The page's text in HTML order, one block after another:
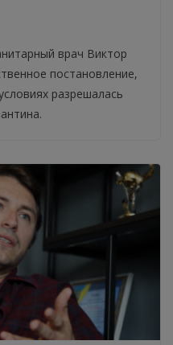
врач Виктор
постановление,
разрешалась